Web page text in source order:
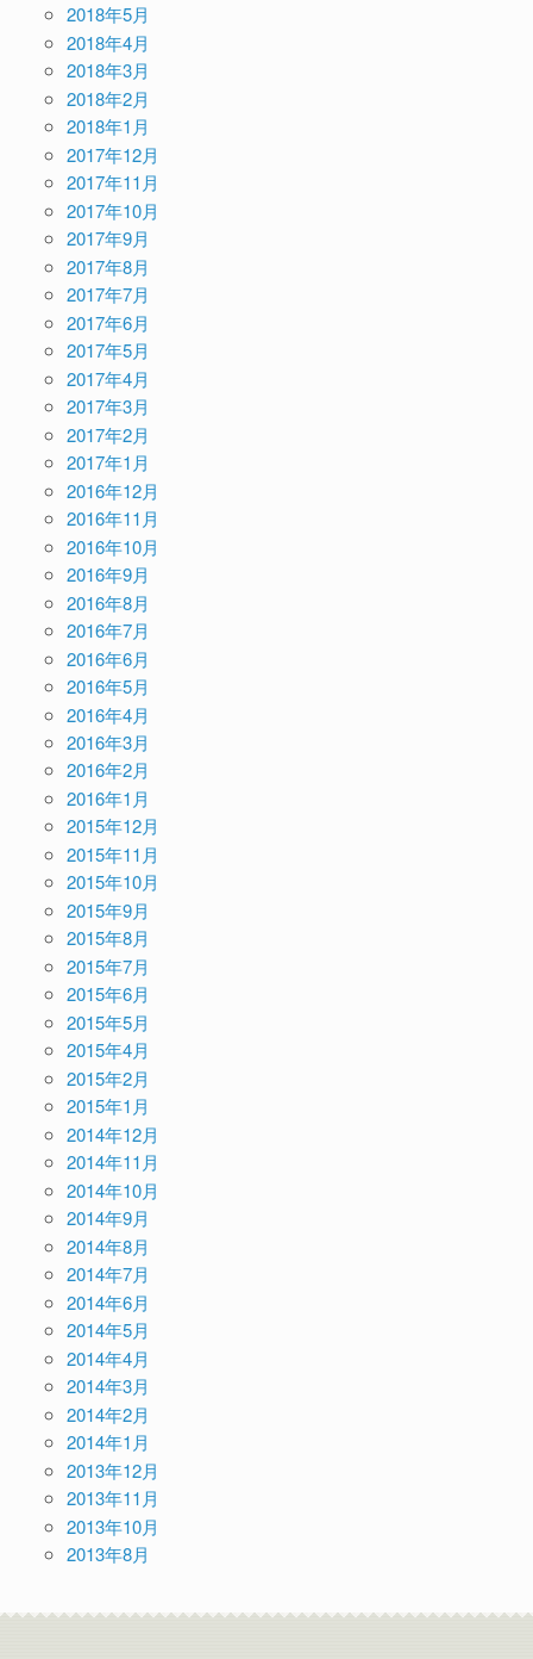
2018年5月
2018年4月
2018年3月
2018年2月
2018年1月
2017年12月
2017年11月
2017年10月
2017年9月
2017年8月
2017年7月
2017年6月
2017年5月
2017年4月
2017年3月
2017年2月
2017年1月
2016年12月
2016年11月
2016年10月
2016年9月
2016年8月
2016年7月
2016年6月
2016年5月
2016年4月
2016年3月
2016年2月
2016年1月
2015年12月
2015年11月
2015年10月
2015年9月
2015年8月
2015年7月
2015年6月
2015年5月
2015年4月
2015年2月
2015年1月
2014年12月
2014年11月
2014年10月
2014年9月
2014年8月
2014年7月
2014年6月
2014年5月
2014年4月
2014年3月
2014年2月
2014年1月
2013年12月
2013年11月
2013年10月
2013年8月